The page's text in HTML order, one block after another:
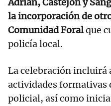
Adrián, Castejón y
la incorporación de
Comunidad Foralque
policía local.
La celebración incluirá
actividades formativas
policial, así como